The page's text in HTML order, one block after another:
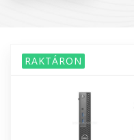
RAKTÁRON